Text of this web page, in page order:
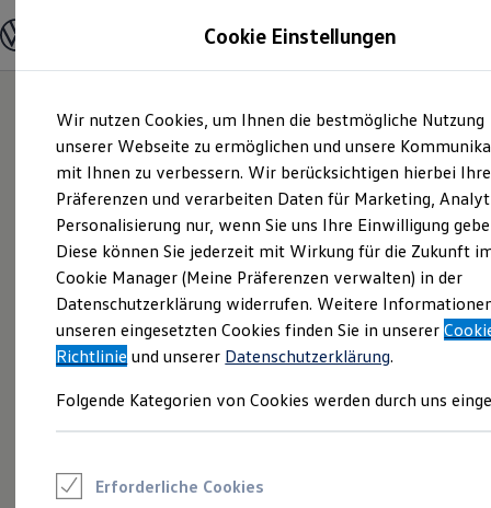
Hauptinhalt
springen
Footer
springen
Modelle und Konfigurator
Modelle vergleichen
Elektroautos
ENERGY Sondermodelle
Nutzfahrzeuge
SUV und CUV
Familienautos
Kombis
Kompaktwagen
Sportwagen
Schnell verfügbare Fahrzeuge
Angebote und Produkte
Aktuelle Angebote
E-Auto-Förderung
Volkswagen Marktplatz
Junge Gebrauchtwagen und Gebrauchtwagen
Saisonangebote
Cookie Einstellungen
Wir nutzen Cookies, um Ihnen die bestmögliche Nutzung
unserer Webseite zu ermöglichen und unsere
mit Ihnen zu verbessern. Wir berücksichtigen hierbei Ihre
Präferenzen und verarbeiten Daten für Marketing,
Personalisierung nur, wenn Sie uns Ihre Einwilligung
Diese können Sie jederzeit mit Wirkung für die Zukunft
Cookie Manager (Meine Präferenzen verwalten) in der
Datenschutzerklärung widerrufen. Weitere
unseren eingesetzten Cookies finden Sie in unserer
Richtlinie und unserer Datenschutzerklärung.
Folgende Kategorien von Cookies werden durch uns
Erforderliche Cookies